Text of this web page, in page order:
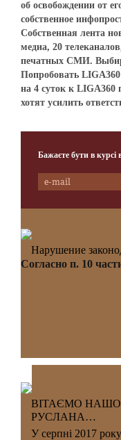
об освобождении от
собственное
Собственная лента
медиа, 20
печатных СМИ.
Попробовать
на 4 суток к LIGA360
хотят усилить
Бажаєте бути в курсі
Нарушение
Согласно п. 10
ВІТАЄМО
РУСЛАНА…
У серпні 2017